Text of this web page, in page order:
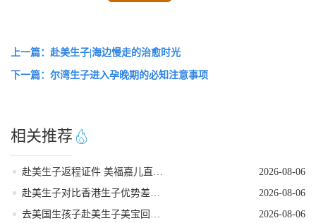
上一篇：赴美生子|海边慢走的治愈时光
下一篇：尔湾生子进入孕晚期的必知注意事项
相关推荐
赴美生子返程证件 美福嘉儿直营核对清单
2026-08-06
赴美生子对比香港生子优势差距全面分析
2026-08-06
去美国生孩子赴美生子美宝回国落户流程
2026-08-06